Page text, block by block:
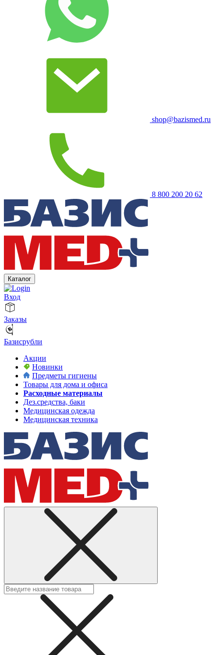
shop@bazismed.ru
8 800 200 20 62
Каталог
Вход
Заказы
Базисрубли
Акции
Новинки
Предметы гигиены
Товары для дома и офиса
Расходные материалы
Дез.средства, баки
Медицинская одежда
Медицинская техника